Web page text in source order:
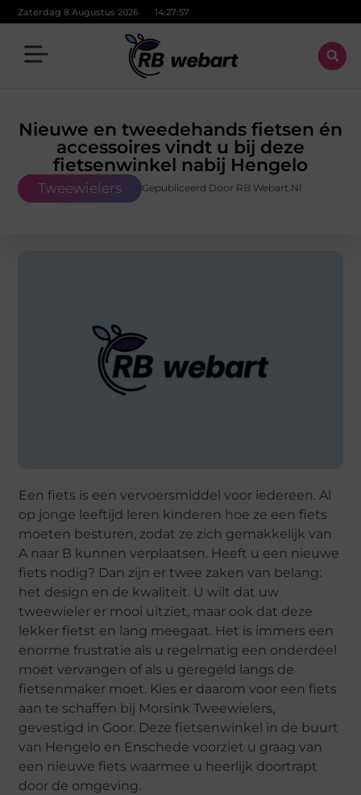
Zaterdag 8 Augustus 2026 14:27:57
Nieuwe en tweedehands fietsen én
accessoires vindt u bij deze
fietsenwinkel nabij Hengelo
Tweewielers Gepubliceerd Door RB Webart.nl
Een fiets is een vervoersmiddel voor iedereen. Al
op jonge leeftijd leren kinderen hoe ze een fiets
moeten besturen, zodat ze zich gemakkelijk van
A naar B kunnen verplaatsen. Heeft u een nieuwe
fiets nodig? Dan zijn er twee zaken van belang:
het design en de kwaliteit. U wilt dat uw
tweewieler er mooi uitziet, maar ook dat deze
lekker fietst en lang meegaat. Het is immers een
enorme frustratie als u regelmatig een onderdeel
moet vervangen of als u geregeld langs de
fietsenmaker moet. Kies er daarom voor een fiets
aan te schaffen bij Morsink Tweewielers,
gevestigd in Goor. Deze fietsenwinkel in de buurt
van Hengelo en Enschede voorziet u graag van
een nieuwe fiets waarmee u heerlijk doortrapt
door de omgeving.